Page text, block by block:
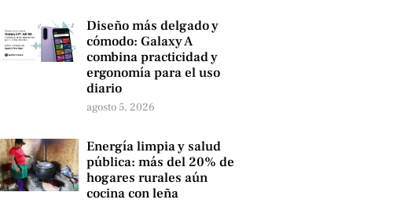
Diseño más delgado y
cómodo: Galaxy A
combina practicidad y
ergonomía para el uso
diario
agosto 5, 2026
Energía limpia y salud
pública: más del 20% de
hogares rurales aún
cocina con leña